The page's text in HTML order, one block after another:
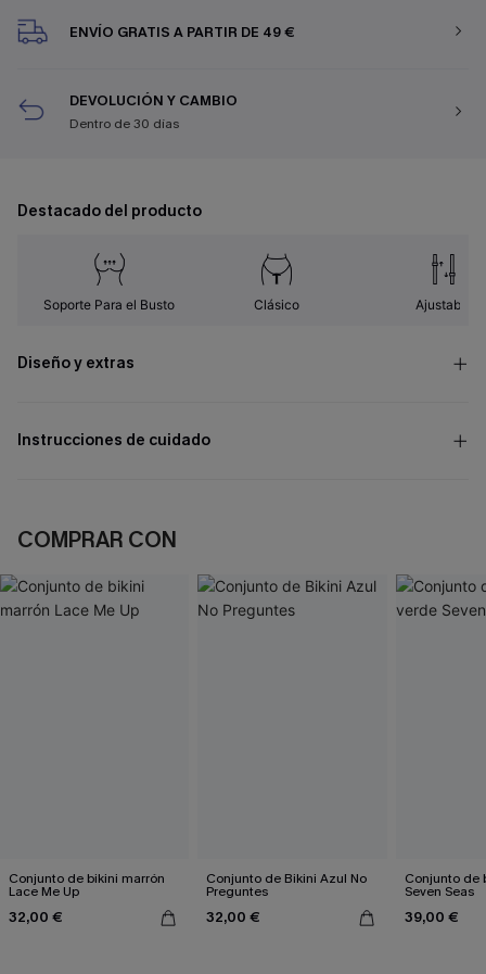
ENVÍO GRATIS A PARTIR DE 49 €
DEVOLUCIÓN Y CAMBIO
Dentro de 30 días
Destacado del producto
Soporte Para el Busto Clásico Ajustable
Diseño y extras
Instrucciones de cuidado
COMPRAR CON
Conjunto de bikini marrón
Lace Me Up
32,00 €
Conjunto de Bikini Azul No
Preguntes
32,00 €
Conjunto de
Seven Seas
39,00 €